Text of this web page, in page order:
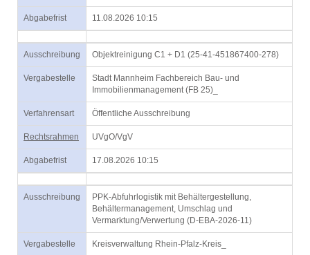
Abgabefrist 11.08.2026 10:15
Ausschreibung Objektreinigung C1 + D1 (25-41-451867400-278)
Vergabestelle
Stadt Mannheim Fachbereich Bau- und
Immobilienmanagement (FB 25)_
Verfahrensart Öffentliche Ausschreibung
Rechtsrahmen UVgO/VgV
Abgabefrist 17.08.2026 10:15
Ausschreibung
PPK-Abfuhrlogistik mit Behältergestellung,
Behältermanagement, Umschlag und
Vermarktung/Verwertung (D-EBA-2026-11)
Vergabestelle Kreisverwaltung Rhein-Pfalz-Kreis_